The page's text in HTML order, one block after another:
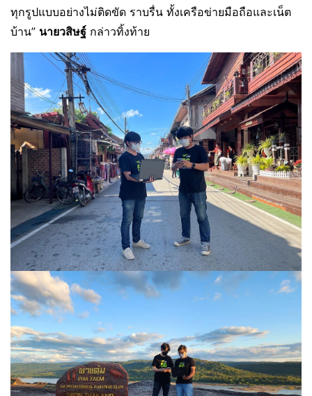
ทุกรูปแบบอย่างไม่ติดขัด ราบรื่น ทั้งเครือข่ายมือถือและเน็ต
บ้าน” นายวสิษฐ์ กล่าวทิ้งท้าย